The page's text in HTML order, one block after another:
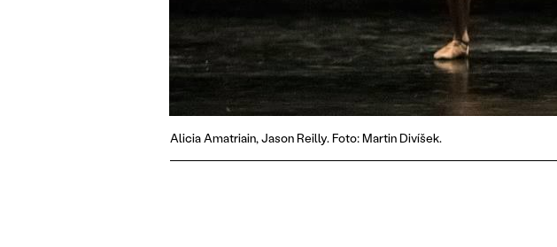
Alicia Amatriain, Jason Reilly. Foto: Martin Divíšek.